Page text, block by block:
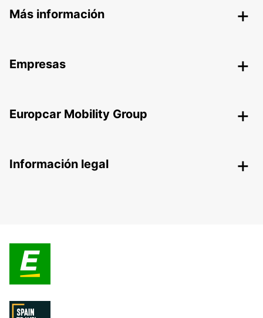
Más información
Empresas
Europcar Mobility Group
Información legal